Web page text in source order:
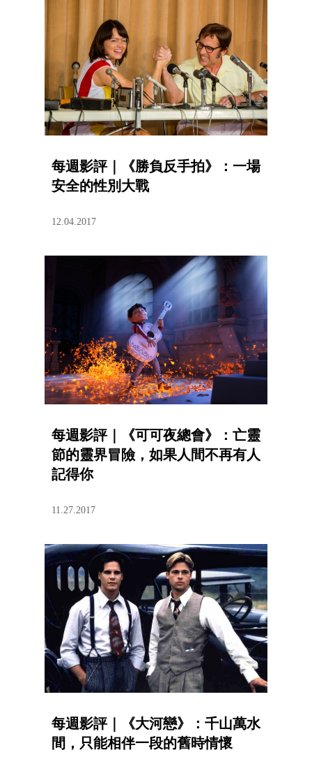
每週影評｜《勝負反手拍》：一場
安全的性別大戰
12.04.2017
每週影評｜《可可夜總會》：亡靈
節的靈界冒險，如果人間不再有人
記得你
11.27.2017
每週影評｜《大河戀》：千山萬水
間，只能相伴一段的舊時情懷